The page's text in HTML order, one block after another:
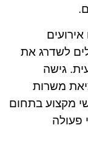
לשדרג את
גישה
משרות
מקצוע בתחום
פעולה